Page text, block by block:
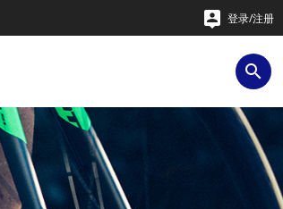
 登录/注册
